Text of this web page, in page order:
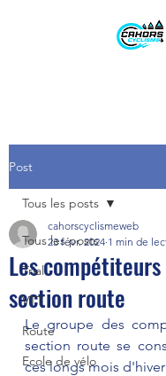
Post
Tous les posts
Trial
VTT
Route
Ecole de vélo
Tous les posts
Les
section route
cahorscyclismeweb
23 févr. 2024 1 min de
Le groupe des
section route se
ces longs mois